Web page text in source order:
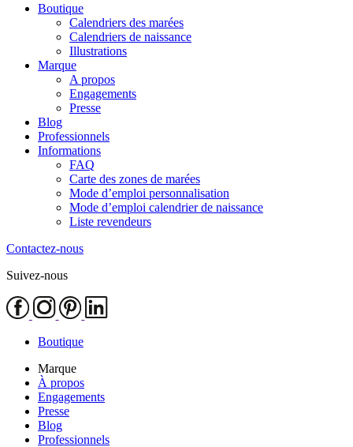
Boutique
Calendriers des marées
Calendriers de naissance
Illustrations
Marque
A propos
Engagements
Presse
Blog
Professionnels
Informations
FAQ
Carte des zones de marées
Mode d’emploi personnalisation
Mode d’emploi calendrier de naissance
Liste revendeurs
Contactez-nous
Suivez-nous
Boutique
Marque
À propos
Engagements
Presse
Blog
Professionnels